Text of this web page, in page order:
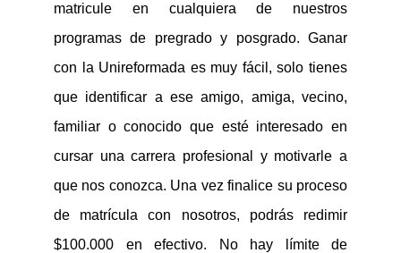
matricule en cualquiera de nuestros
programas de pregrado y posgrado.Ganar
con la Unireformada es muy fácil, solo tienes
que identificar a ese amigo, amiga, vecino,
familiar oconocidoque esté interesadoen
cursar una carrera profesional y motivarle a
que nos conozca. Una vez finalice su proceso
de matrícula con nosotros, podrás redimir
$100.000 en efectivo. No hay límite de